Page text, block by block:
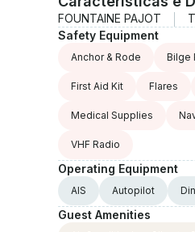
FOUNTAINE PAJOT
Safety Equipment
Anchor & Rode Bilge
First Aid Kit Flares
Medical Supplies
VHF Radio
Operating Equipment
AIS Autopilot
Guest Amenities